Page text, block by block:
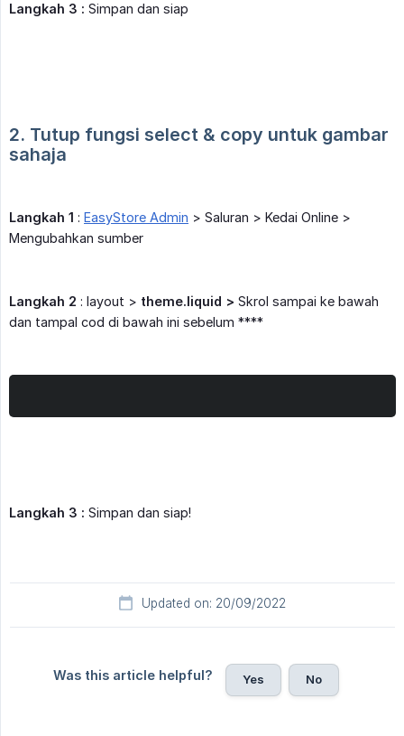
Langkah 3 : Simpan dan siap
2. Tutup fungsi select & copy untuk gambar
sahaja
Langkah 1 : EasyStore Admin > Saluran > Kedai Online >
Mengubahkan sumber
Langkah 2 : layout > theme.liquid > Skrol sampai ke bawah
dan tampal cod di bawah ini sebelum ****
Langkah 3 : Simpan dan siap!
Updated on: 20/09/2022
Was this article helpful? Yes No